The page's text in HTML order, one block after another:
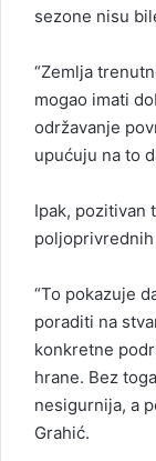
sezone nisu
“Zemlja
mogao imati
održavanje
upućuju na to
Ipak, pozitivan
“To pokazuje
poraditi na
konkretne
hrane. Bez
nesigurnija, a
Grahić.